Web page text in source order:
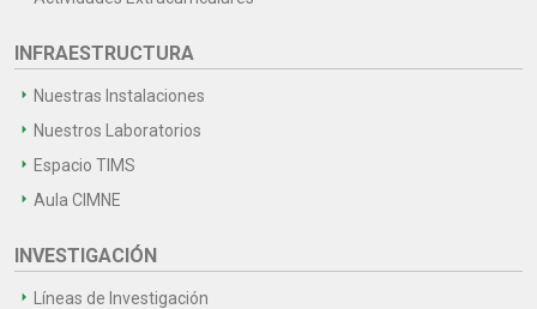
INFRAESTRUCTURA
Nuestras Instalaciones
Nuestros Laboratorios
Espacio TIMS
Aula CIMNE
INVESTIGACIÓN
Líneas de Investigación